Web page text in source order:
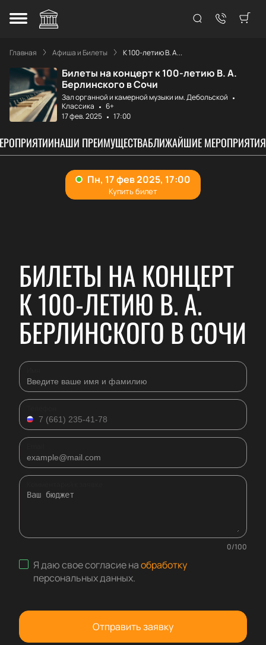
Главная Афиша и Билеты К 100-летию В. А...
Билеты на концерт к 100-летию В. А.
Берлинского в Сочи
Зал органной и камерной музыки им. Дебольской
Классика
6+
17 фев. 2025
17:00
НАШИ ПРЕИМУЩЕСТВАБЛИЖАЙШИЕ МЕРОПРИЯТИЯ
БИЛЕТЫ НА КОНЦЕРТ
К 100-ЛЕТИЮ В. А.
БЕРЛИНСКОГО В СОЧИ
0/100
Я даю свое согласие наобработку
персональных данных.
Отправить заявку